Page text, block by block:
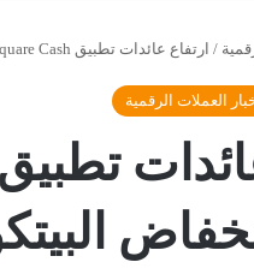
/ ارتفاع عائدات تطبيق Square Cash وخسارة بسبب انخفاض البيتكوين
العملات الرقمية